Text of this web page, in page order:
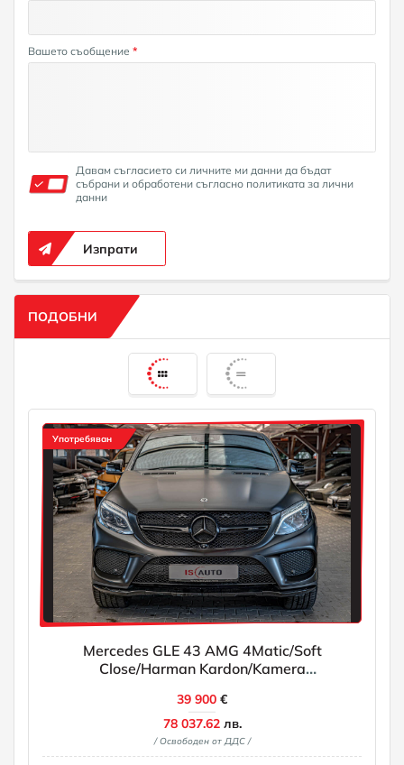
Вашето съобщение *
Давам съгласието си личните ми данни да бъдат
събрани и обработени съгласно политиката за лични
данни
Изпрати
ПОДОБНИ
Употребяван
Mercedes GLE 43 AMG 4Matic/Soft
Close/Harman Kardon/Kamera
39 900 €
78 037.62лв.
/ Освободен от ДДС /